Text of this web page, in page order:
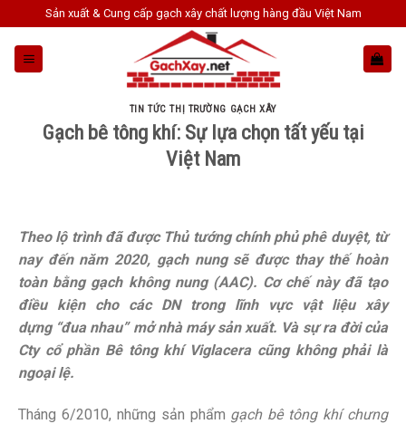
to
content
Sản xuất & Cung cấp gạch xây chất lượng hàng đầu Việt Nam
TIN TỨC THỊ TRƯỜNG GẠCH XÂY
Gạch bê tông khí: Sự lựa chọn tất yếu tại
Việt Nam
Theo lộ trình đã được Thủ tướng chính phủ phê duyệt, từ
nay đến năm 2020, gạch nung sẽ được thay thế hoàn
toàn bằng gạch không nung (AAC). Cơ chế này đã tạo
điều kiện cho các DN trong lĩnh vực vật liệu xây
dựng “đua nhau” mở nhà máy sản xuất. Và sự ra đời của
Cty cổ phần Bê tông khí Viglacera cũng không phải là
ngoại lệ.
Tháng 6/2010, những sản phẩm gạch bê tông khí chưng